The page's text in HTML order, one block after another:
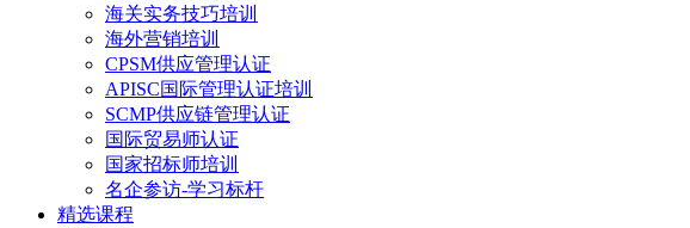
海关实务技巧培训
海外营销培训
CPSM供应管理认证
APISC国际管理认证培训
SCMP供应链管理认证
国际贸易师认证
国家招标师培训
名企参访-学习标杆
精选课程